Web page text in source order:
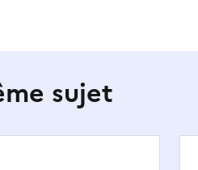
sujet